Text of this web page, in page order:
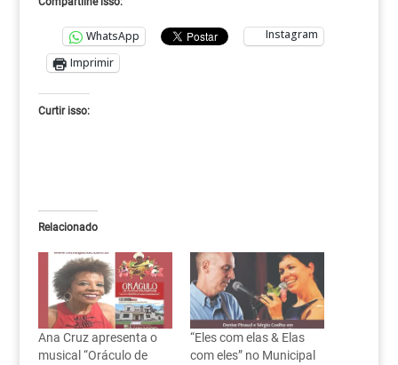
WhatsApp
Instagram
Imprimir
Curtir isso:
Relacionado
Ana Cruz apresenta o
musical “Oráculo de
“Eles com elas & Elas
com eles” no Municipal